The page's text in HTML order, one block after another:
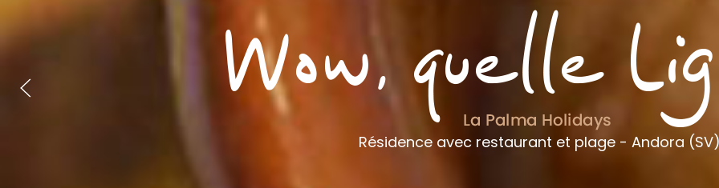
Résidence avec restaurant et plage - Andora